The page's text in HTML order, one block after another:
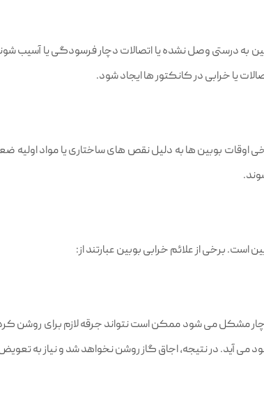
به درستی وصل نشده یا اتصالات دچار فرسودگی یا آسیب
یا خرابی در کانکتور ها ایجاد شود.
اوقات بوبین‌ ها به دلیل نقص‌ های ساختاری یا مواد
برخی از علائم خرابی بوبین عبارتند از:
مشکل می‌ شود ممکن است نتواند جرقه لازم برای روشن
آید. در نتیجه، اجاق گاز روشن نخواهد شد و نیاز به